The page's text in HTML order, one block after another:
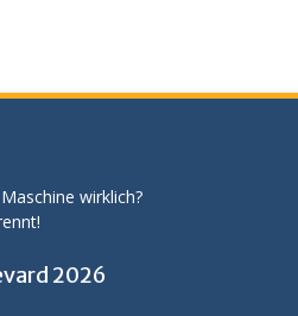
wirklich?
2026